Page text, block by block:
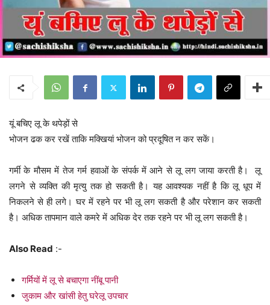
यूं बचिए लू के थपेड़ों से
भोजन ढक कर रखें ताकि मक्खियां भोजन को प्रदूषित न कर सकें।
गर्मी के मौसम में तेज गर्म हवाओं के संपर्क में आने से लू लग जाया करती है। लू
लगने से व्यक्ति की मृत्यु तक हो सकती है। यह आवश्यक नहीं है कि लू धूप में
निकलने से ही लगे। घर में रहने पर भी लू लग सकती है और परेशान कर सकती
है। अधिक तापमान वाले कमरे में अधिक देर तक रहने पर भी लू लग सकती है।
Also Read :-
गर्मियों में लू से बचाएगा नींबू पानी
जुकाम और खांसी हेतु घरेलू उपचार